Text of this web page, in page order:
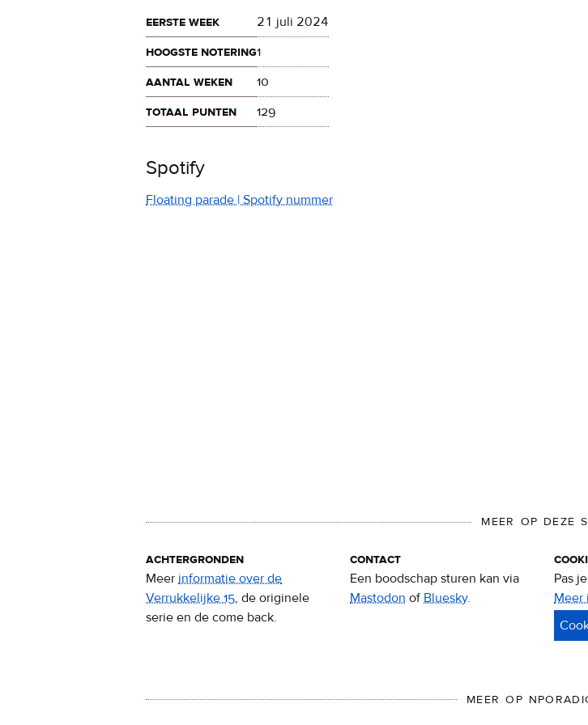
eerste week
21 juli 2024
hoogste notering1
aantal weken
10
totaal punten
129
Spotify
Floating parade | Spotify nummer
MEER OP DEZE
achtergronden
Meer informatie over de
Verrukkelijke 15, de originele
serie en de come back.
contact
Een boodschap sturen kan via
Mastodon ofBluesky.
Pas
Meer
MEER OP